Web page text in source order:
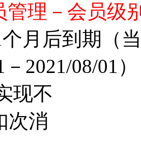
管理－会员级
个月后到期（
2021/08/01）